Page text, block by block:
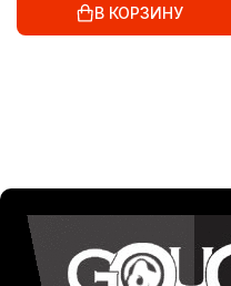
В КОРЗИНУ